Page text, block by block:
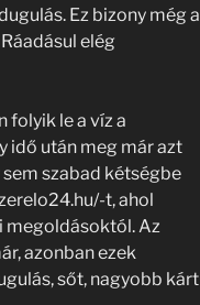
Ez bizony még a
elég
folyik le a víz a
idő után meg már azt
szabad kétségbe
t, ahol
megoldásoktól. Az
azonban ezek
sőt, nagyobb kárt